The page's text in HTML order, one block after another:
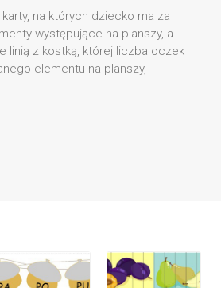
karty, na których dziecko ma za
występujące na planszy, a
linią z kostką, której liczba oczek
elementu na planszy,